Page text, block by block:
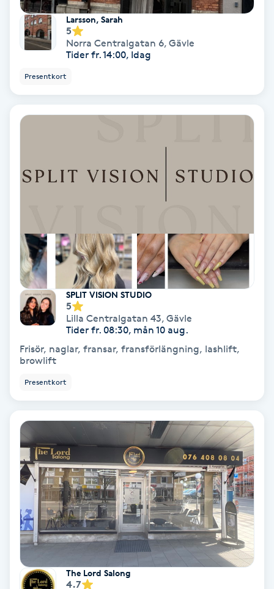
Träning
Tvätt & Fön
Vaccination
Vampyrbehandling
Vibrationsmassage
Vinyasa Yoga
Volymfransar
Vårtor
Yoga
Yoga Nidra
Yogamassage
Zonterapi
Larsson, Sarah
5
Norra Centralgatan 6, Gävle
Tider fr. 14:00, Idag
Presentkort
SPLIT VISION STUDIO
5
Lilla Centralgatan 43, Gävle
Tider fr. 08:30, mån 10 aug.
Frisör, naglar, fransar, fransförlängning, lashlift,
browlift
Presentkort
The Lord Salong
4.7